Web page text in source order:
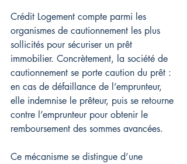
Crédit Logement compte parmi les
organismes de cautionnement les plus
sollicités pour sécuriser un prêt
immobilier. Concrètement, la société de
cautionnement se porte caution du prêt :
en cas de défaillance de l’emprunteur,
elle indemnise le prêteur, puis se retourne
contre l’emprunteur pour obtenir le
remboursement des sommes avancées.
Ce mécanisme se distingue d’une